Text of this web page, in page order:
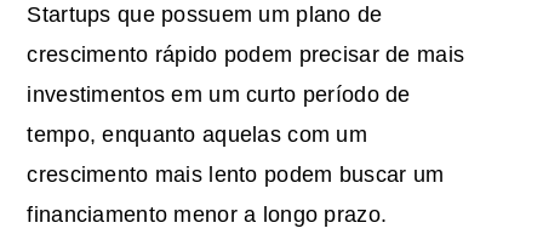
Startups que possuem um plano de
crescimento rápido podem precisar de mais
investimentos em um curto período de
tempo, enquanto aquelas com um
crescimento mais lento podem buscar um
financiamento menor a longo prazo.